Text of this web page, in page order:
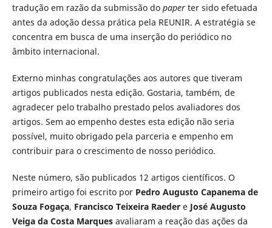
tradução em razão da submissão do paperter sido efetuada
antes da adoção dessa prática pela REUNIR. A estratégia se
concentra em busca de uma inserção do periódico no
âmbito internacional.
Externo minhas congratulações aos autores que tiveram
artigos publicados nesta edição. Gostaria, também, de
agradecer pelo trabalho prestado pelos avaliadores dos
artigos. Sem ao empenho destes esta edição não seria
possível, muito obrigado pela parceria e empenho em
contribuir para o crescimento de nosso periódico.
Neste número, são publicados 12 artigos científicos. O
primeiro artigo foi escrito por Pedro Augusto Capanema de
Souza Fogaça, Francisco Teixeira Raedere José Augusto
Veiga da Costa Marquesavaliaram a reação das ações da